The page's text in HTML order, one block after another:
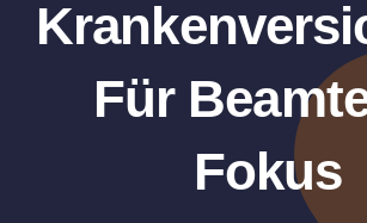
für Beamte
Für
Fokus